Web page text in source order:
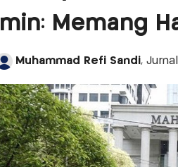
Imin: Memang
Muhammad Refi Sandi,